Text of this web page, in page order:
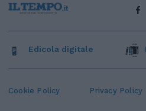
Cookie Policy Privacy Policy
Edicola digitale